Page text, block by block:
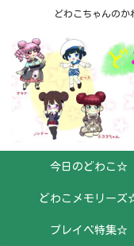
どわこちゃんの
今日のどわこ☆
どわこメモリーズ
プレイベ特集☆